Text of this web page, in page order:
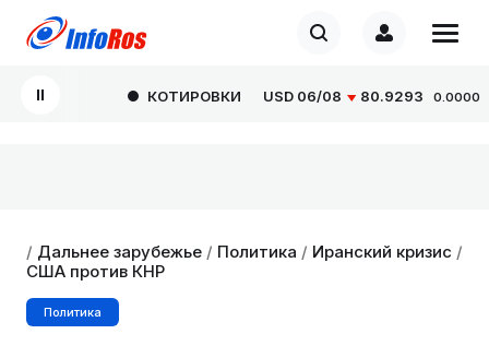
КОТИРОВКИ USD 06/08 80.9293 0.0000
/ Дальнее зарубежье / Политика / Иранский кризис /
США против КНР
Политика